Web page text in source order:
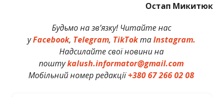
Остап Микитюк
Будьмо на зв’язку! Читайте нас
уFacebook, Telegram, TikTokтаInstagram.
Надсилайте свої новини на
поштуkalush.informator@gmail.com
Мобільний номер редакції+380 67 266 02 08